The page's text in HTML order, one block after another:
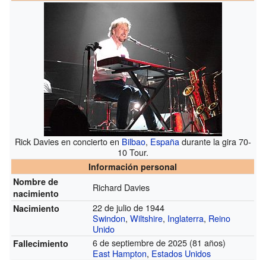
Rick Davies en concierto en Bilbao, Españadurante la gira 70-
10 Tour.
Información personal
Nombre de
nacimiento
Richard Davies
Nacimiento
22 de julio de 1944
Swindon,Wiltshire, Inglaterra, Reino
Unido
Fallecimiento
6 de septiembre de 2025 (81 años)
East Hampton, Estados Unidos